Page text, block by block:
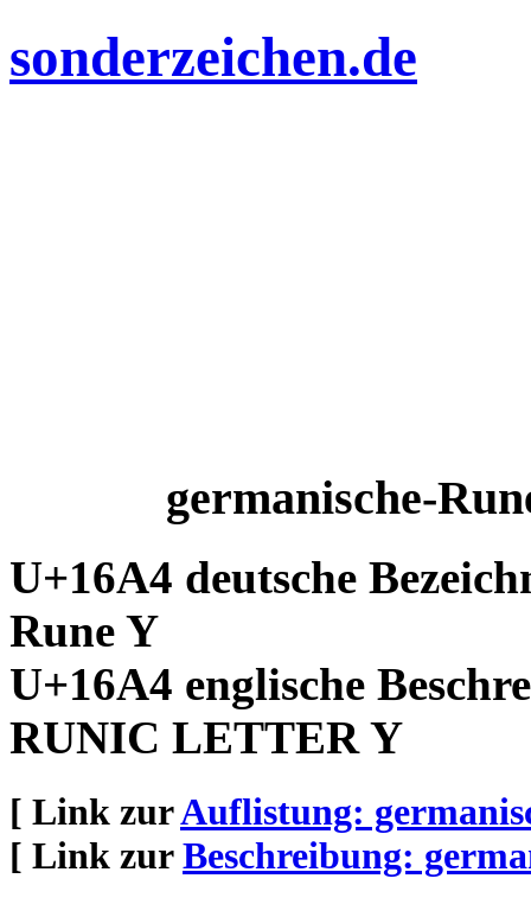
sonderzeichen.de
germanische-
U+16A4 deutsche
Rune Y
U+16A4 englische
RUNIC LETTER Y
[ Link zurAuflistung:
[ Link zurBeschreibung: